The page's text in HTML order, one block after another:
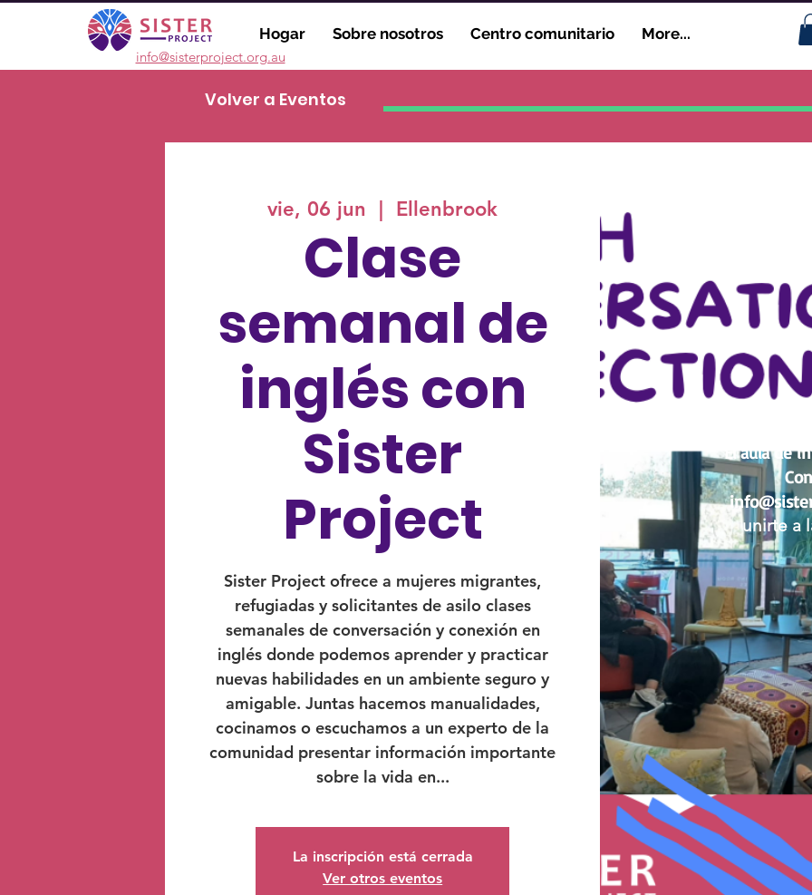
info@sisterproject.org.au
Hogar Sobre nosotros Centro comunitario More...
Volver a Eventos
vie, 06 jun
  |
Ellenbrook
Clase
semanal de
inglés con
Sister
Project
Sister Project ofrece a mujeres migrantes,
refugiadas y solicitantes de asilo clases
semanales de conversación y conexión en
inglés donde podemos aprender y practicar
nuevas habilidades en un ambiente seguro y
amigable. Juntas hacemos manualidades,
cocinamos o escuchamos a un experto de la
comunidad presentar información importante
sobre la vida en...
La inscripción está cerrada
Ver otros eventos
El aula de
unirte a